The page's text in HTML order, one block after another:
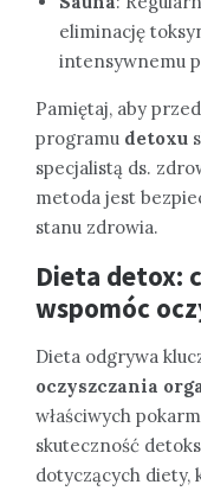
eliminację
intensywnemu
Pamiętaj, aby
programu detoxu
specjalistą ds.
metoda jest
stanu zdrowia.
Dieta detox:
wspomóc
Dieta odgrywa
oczyszczania
właściwych
skuteczność
dotyczących diety,